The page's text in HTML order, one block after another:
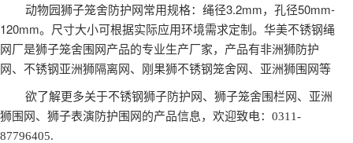
动物园狮子笼舍防护网常用规格：绳径3.2mm，孔径50mm-
120mm。尺寸大小可根据实际应用环境需求定制。华美不锈钢绳
网厂是狮子笼舍围网产品的专业生产厂家，产品有非洲狮防护
网、不锈钢亚洲狮隔离网、刚果狮不锈钢笼舍网、亚洲狮围网等
欲了解更多关于不锈钢狮子防护网、狮子笼舍围栏网、亚洲
狮围网、狮子表演防护围网的产品信息，欢迎致电：0311-
87796405.